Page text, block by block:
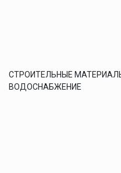
СТРОИТЕЛЬНЫЕ
ВОДОСНАБЖЕНИЕ